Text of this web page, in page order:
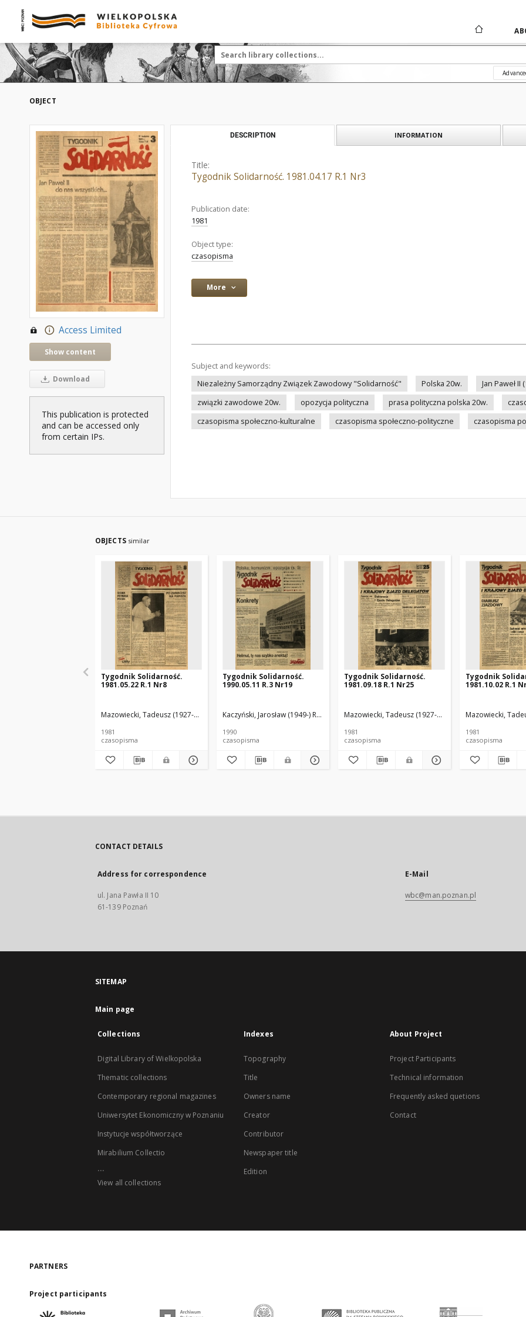
OBJECT
Access Limited
Show content
Download
This publication is protected
and can be accessed only
from certain IPs.
DESCRIPTION INFORMATION
Title:
Tygodnik Solidarność. 1981.04.17 R.1 Nr3
Publication date:
1981
Object type:
czasopisma
More
Subject and keywords:
Niezależny Samorządny Związek Zawodowy "Solidarność"
Polska 20w.
Jan Paweł II
związki zawodowe 20w.
opozycja polityczna prasa polityczna polska 20w.
czasopisma społeczno-kulturalne
czasopisma społeczno-polityczne czasopisma
OBJECTS similar
Tygodnik Solidarność.
1981.05.22 R.1 Nr8
Mazowiecki, Tadeusz (1927-2013) Red.
1981
czasopisma
Tygodnik Solidarność.
1990.05.11 R.3 Nr19
Kaczyński, Jarosław (1949-) Red.
1990
czasopisma
Tygodnik Solidarność.
1981.09.18 R.1 Nr25
Mazowiecki, Tadeusz (1927-2013) Red.
1981
czasopisma
Tygodnik
1981.10.02 R.1
Mazowiecki,
1981
czasopisma
CONTACT DETAILS
Address for correspondence
ul. Jana Pawła II 10
61-139 Poznań
E-Mail
wbc@man.poznan.pl
SITEMAP
Main page
Collections
Digital Library of Wielkopolska
Thematic collections
Contemporary regional magazines
Uniwersytet Ekonomiczny w Poznaniu
Instytucje współtworzące
Mirabilium Collectio
...
View all collections
Indexes
Topography
Title
Owners name
Creator
Contributor
Newspaper title
Edition
About Project
Project Participants
Technical information
Frequently asked quetions
Contact
PARTNERS
Project participants